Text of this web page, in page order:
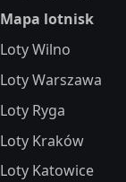
Mapa lotnisk
Loty Wilno
Loty Warszawa
Loty Ryga
Loty Kraków
Loty Katowice